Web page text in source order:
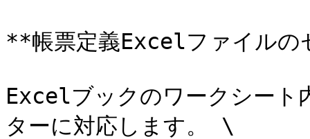
**帳票定義Excelファイルの
Excelブックのワークシート
ターに対応します。 \